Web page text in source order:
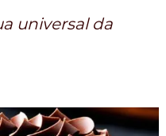
universal da